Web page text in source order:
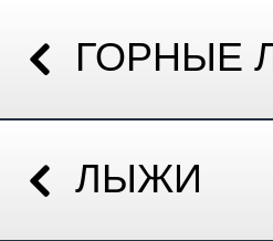
ГОРНЫЕ
ЛЫЖИ